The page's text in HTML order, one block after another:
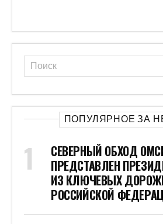
ПОПУЛЯРНОЕ ЗА
СЕВЕРНЫЙ ОБХОД
ПРЕДСТАВЛЕН
ИЗ КЛЮЧЕВЫХ
РОССИЙСКОЙ